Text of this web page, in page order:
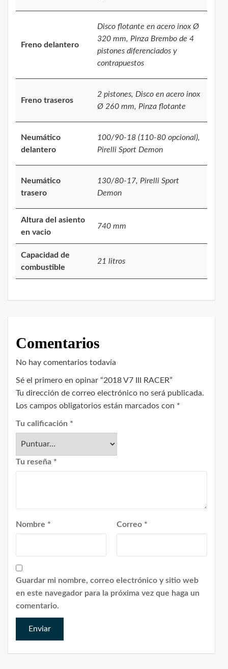
Freno delantero
Disco flotante en acero inox Ø
320 mm, Pinza Brembo de 4
pistones diferenciados y
contrapuestos
Freno traseros
2 pistones, Disco en acero inox
Ø 260 mm, Pinza flotante
Neumático
delantero
100/90-18 (110-80 opcional),
Pirelli Sport Demon
Neumático
trasero
130/80-17, Pirelli Sport
Demon
Altura del asiento
en vacio
740 mm
Capacidad de
combustible
21 litros
Comentarios
No hay comentarios todavía
Sé el primero en opinar “2018 V7 III RACER”
Tu dirección de correo electrónico no será publicada.
Los campos obligatorios están marcados con *
Tu calificación *
Tu reseña *
Nombre * Correo *
Guardar mi nombre, correo electrónico y sitio web
en este navegador para la próxima vez que haga un
comentario.